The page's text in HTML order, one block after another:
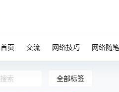
首页 交流 网络技巧 网络随笔
全部标签